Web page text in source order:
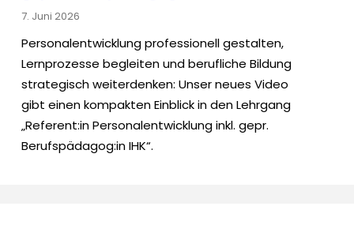
7. Juni 2026
Personalentwicklung professionell gestalten,
Lernprozesse begleiten und berufliche Bildung
strategisch weiterdenken: Unser neues Video
gibt einen kompakten Einblick in den Lehrgang
„Referent:in Personalentwicklung inkl. gepr.
Berufspädagog:in IHK“.